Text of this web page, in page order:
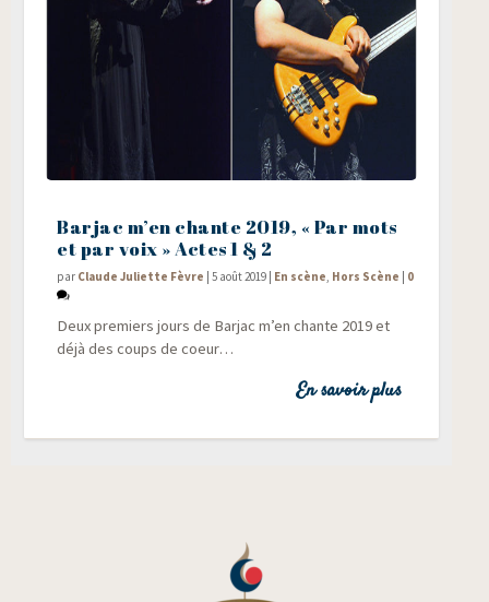
Barjac m’en chante 2019, « Par mots
et par voix » Actes 1 & 2
par Claude Juliette Fèvre |5 août 2019 | En scène Hors Scène | 0
Deux pre­miers jours de Bar­jac m’en chante 2019 et
déjà des coups de coeur…
En savoir plus